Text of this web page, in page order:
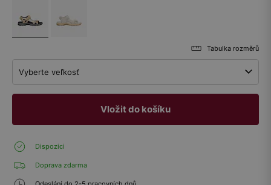
Tabulka rozměrů
Vyberte veľkosť
Vložit do košíku
Dispozici
Doprava zdarma